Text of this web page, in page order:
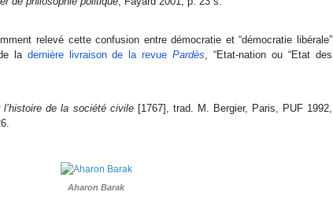
relevé cette confusion entre démocratie et “démocratie libérale”
la dernière livraison de la revuePardès , “Etat-nation ou “Etat des
de la société civile[1767], trad. M. Bergier, Paris, PUF 1992,
Aharon Barak